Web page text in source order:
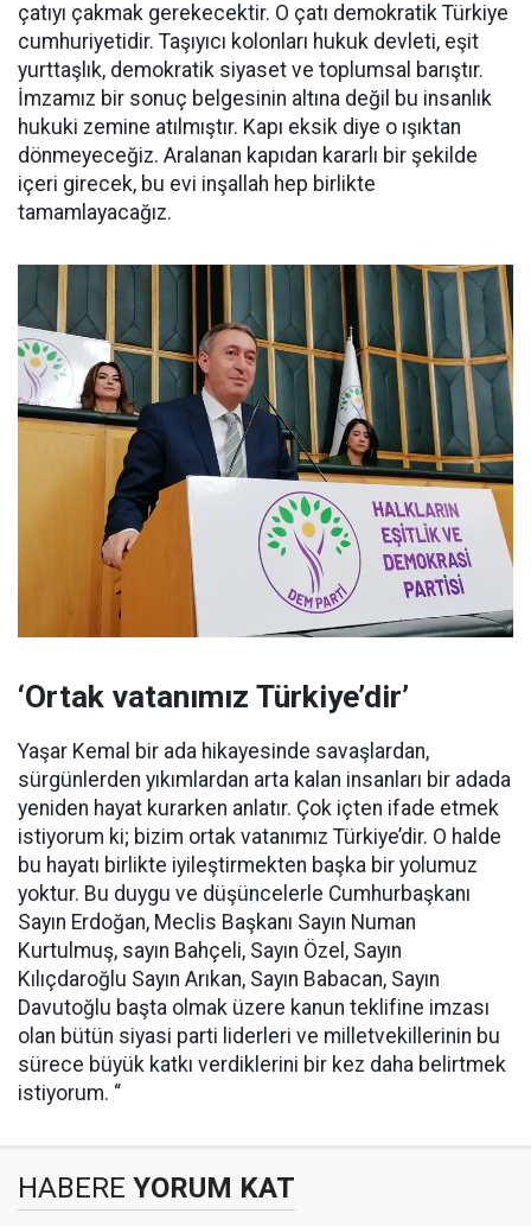
çatıyı çakmak gerekecektir. O çatı demokratik Türkiye
cumhuriyetidir. Taşıyıcı kolonları hukuk devleti, eşit
yurttaşlık, demokratik siyaset ve toplumsal barıştır.
İmzamız bir sonuç belgesinin altına değil bu insanlık
hukuki zemine atılmıştır. Kapı eksik diye o ışıktan
dönmeyeceğiz. Aralanan kapıdan kararlı bir şekilde
içeri girecek, bu evi inşallah hep birlikte
tamamlayacağız.
‘Ortak vatanımız Türkiye’dir’
Yaşar Kemal bir ada hikayesinde savaşlardan,
sürgünlerden yıkımlardan arta kalan insanları bir adada
yeniden hayat kurarken anlatır. Çok içten ifade etmek
istiyorum ki; bizim ortak vatanımız Türkiye’dir. O halde
bu hayatı birlikte iyileştirmekten başka bir yolumuz
yoktur. Bu duygu ve düşüncelerle Cumhurbaşkanı
Sayın Erdoğan, Meclis Başkanı Sayın Numan
Kurtulmuş, sayın Bahçeli, Sayın Özel, Sayın
Kılıçdaroğlu Sayın Arıkan, Sayın Babacan, Sayın
Davutoğlu başta olmak üzere kanun teklifine imzası
olan bütün siyasi parti liderleri ve milletvekillerinin bu
sürece büyük katkı verdiklerini bir kez daha belirtmek
istiyorum. “
HABERE YORUM KAT